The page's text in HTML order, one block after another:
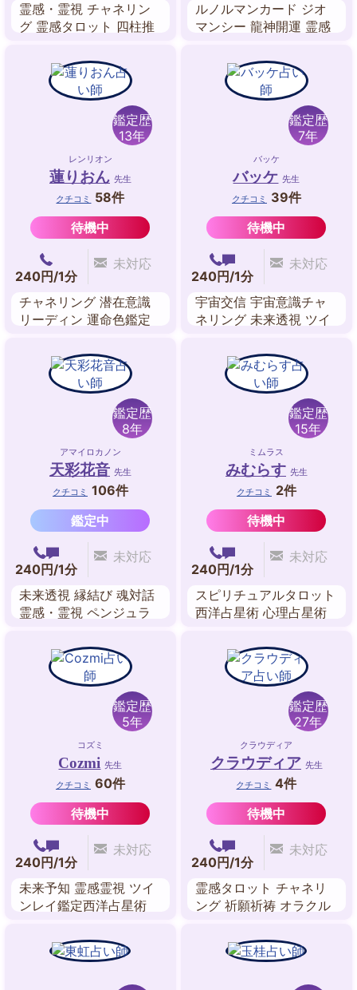
霊感・霊視 チャネリン
グ 霊感タロット 四柱推
タロット
ルノルマンカード ジオ
マンシー 龍神開運 霊感
星術 東洋占星術
鑑定歴
13年
レンリオン
蓮りおん 先生
クチコミ
58件
待機中
240円/1分
未対応
チャネリング 潜在意識
リーディン 運命色鑑定
ディング パワーストー
ンリーディング キネシ
オロジー
鑑定歴
7年
バッケ
バッケ 先生
クチコミ
39件
待機中
240円/1分
未対応
宇宙交信 宇宙意識チャ
ネリング 未来透視 ツイ
スピリチュアルリーディ
ング 波動修正
鑑定歴
8年
アマイロカノン
天彩花音 先生
クチコミ 106件
鑑定中
240円/1分
未対応
未来透視 縁結び 魂対話
霊感・霊視 ペンジュラ
スピリチュアル・リーデ
ィング
鑑定歴
15年
ミムラス
みむらす 先生
クチコミ
2件
待機中
240円/1分
未対応
スピリチュアルタロット
西洋占星術 心理占星術
イス ペンジュラム
鑑定歴
5年
コズミ
Cozmi 先生
クチコミ 60件
待機中
240円/1分
未対応
未来予知 霊感霊視 ツイ
ンレイ鑑定西洋占星術
チュアル・リーディング
ルノルマンカード
鑑定歴
27年
クラウディア
クラウディア 先生
クチコミ
4件
待機中
240円/1分
未対応
霊感タロット チャネリ
ング 祈願祈祷 オラクル
ュアル・リーディング
エネルギーワーク 遠隔